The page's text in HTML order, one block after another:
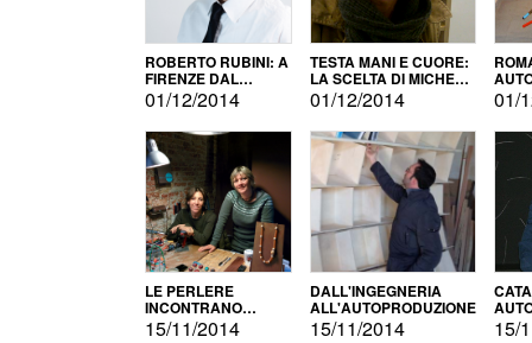
ROBERTO RUBINI: A
FIRENZE DAL
PRODOTTO ALLA
PROMOZIONE
01/12/2014
TESTA MANI E CUORE:
LA SCELTA DI MICHELE
BARBERIO
01/12/2014 01/
LE PERLERE
INCONTRANO
L'AUTOPRODUZIONE
15/11/2014
DALL'INGEGNERIA
ALL'AUTOPRODUZIONE
15/11/2014 15/